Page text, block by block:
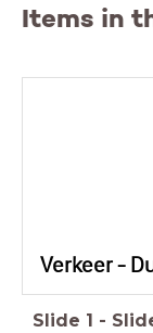
Items in
Verkeer -
Slide 1 -